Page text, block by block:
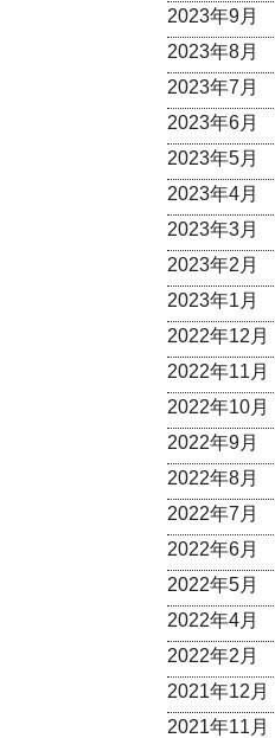
2023年9月
2023年8月
2023年7月
2023年6月
2023年5月
2023年4月
2023年3月
2023年2月
2023年1月
2022年12月
2022年11月
2022年10月
2022年9月
2022年8月
2022年7月
2022年6月
2022年5月
2022年4月
2022年2月
2021年12月
2021年11月